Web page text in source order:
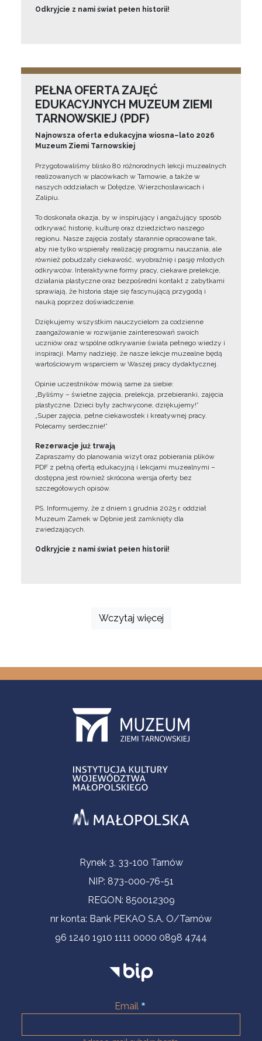
Odkryjcie z nami świat pełen historii!
PEŁNA OFERTA ZAJĘĆ
EDUKACYJNYCH MUZEUM ZIEMI
TARNOWSKIEJ (PDF)
Najnowsza oferta edukacyjna wiosna–lato 2026
Muzeum Ziemi Tarnowskiej
Przygotowaliśmy blisko 80 różnorodnych lekcji muzealnych
realizowanych w placówkach w Tarnowie, a także w
naszych oddziałach w Dołędze, Wierzchosławicach i
Zalipiu.
To doskonała okazja, by w inspirujący i angażujący sposób
odkrywać historię, kulturę oraz dziedzictwo naszego
regionu. Nasze zajęcia zostały starannie opracowane tak,
aby nie tylko wspierały realizację programu nauczania, ale
również pobudzały ciekawość, wyobraźnię i pasję młodych
odkrywców. Interaktywne formy pracy, ciekawe prelekcje,
działania plastyczne oraz bezpośredni kontakt z zabytkami
sprawiają, że historia staje się fascynującą przygodą i
nauką poprzez doświadczenie.
Dziękujemy wszystkim nauczycielom za codzienne
zaangażowanie w rozwijanie zainteresowań swoich
uczniów oraz wspólne odkrywanie świata pełnego wiedzy i
inspiracji. Mamy nadzieję, że nasze lekcje muzealne będą
wartościowym wsparciem w Waszej pracy dydaktycznej.
Opinie uczestników mówią same za siebie:
„Byliśmy – świetne zajęcia, prelekcja, przebieranki, zajęcia
plastyczne. Dzieci były zachwycone, dziękujemy!”
„Super zajęcia, pełne ciekawostek i kreatywnej pracy.
Polecamy serdecznie!”
Rezerwacje już trwają
Zapraszamy do planowania wizyt oraz pobierania plików
PDF z pełną ofertą edukacyjną i lekcjami muzealnymi –
dostępna jest również skrócona wersja oferty bez
szczegółowych opisów.
PS. Informujemy, że z dniem 1 grudnia 2025 r. oddział
Muzeum Zamek w Dębnie jest zamknięty dla
zwiedzających.
Odkryjcie z nami świat pełen historii!
Wczytaj więcej
Informacje kontaktoweRynek 3, 33-100 Tarnów
NIP: 873-000-76-51
REGON: 850012309
nr konta: Bank PEKAO S.A. O/Tarnów
96 1240 1910 1111 0000 0898 4744
Email